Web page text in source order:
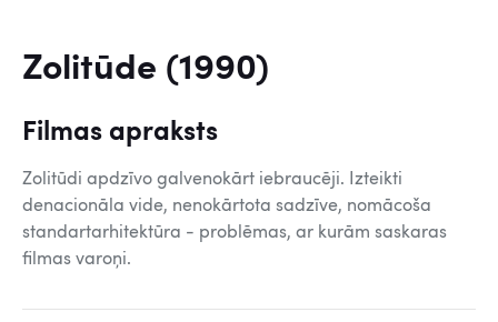
Zolitūde (1990)
Filmas apraksts
Zolitūdi apdzīvo galvenokārt iebraucēji. Izteikti
denacionāla vide, nenokārtota sadzīve, nomācoša
standartarhitektūra - problēmas, ar kurām saskaras
filmas varoņi.